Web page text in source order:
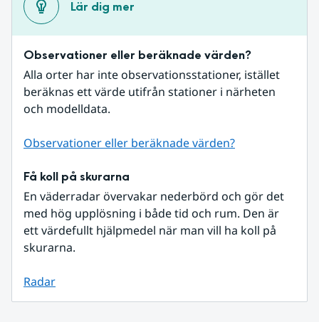
Lär dig mer
Observationer eller beräknade värden?
Alla orter har inte observationsstationer, istället
beräknas ett värde utifrån stationer i närheten
och modelldata.
Observationer eller beräknade värden?
Få koll på skurarna
En väderradar övervakar nederbörd och gör det
med hög upplösning i både tid och rum. Den är
ett värdefullt hjälpmedel när man vill ha koll på
skurarna.
Radar